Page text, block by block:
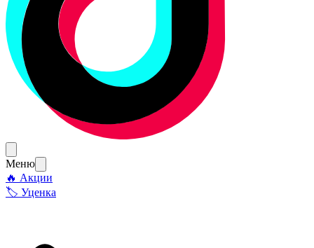
Меню
🔥 Акции
🏷 Уценка